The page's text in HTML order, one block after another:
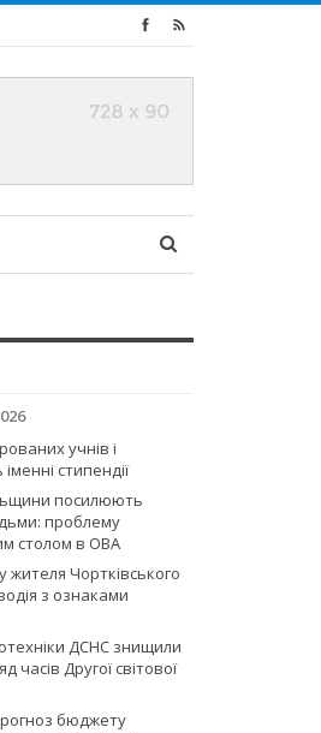
учнів і
стипендії
посилюють
проблему
столом в ОВА
жителя Чортківського
з ознаками
ДСНС знищили
часів Другої світової
бюджету